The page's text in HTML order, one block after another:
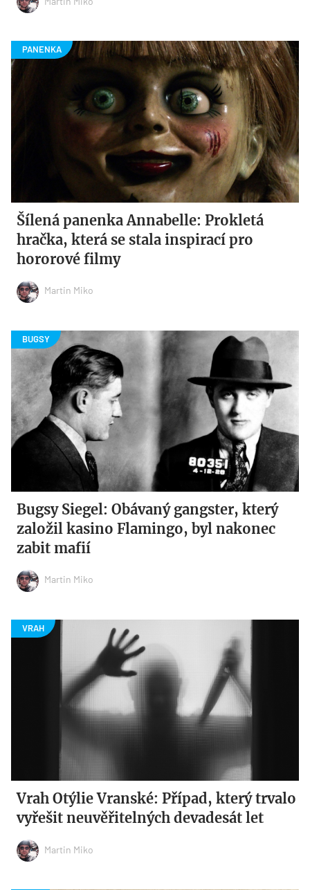
Šílená panenka Annabelle: Prokletá
hračka, která se stala inspirací pro
hororové filmy
Martin Miko
Bugsy Siegel: Obávaný gangster, který
založil kasino Flamingo, byl nakonec
zabit mafií
Martin Miko
Vrah Otýlie Vranské: Případ, který trvalo
vyřešit neuvěřitelných devadesát let
Martin Miko